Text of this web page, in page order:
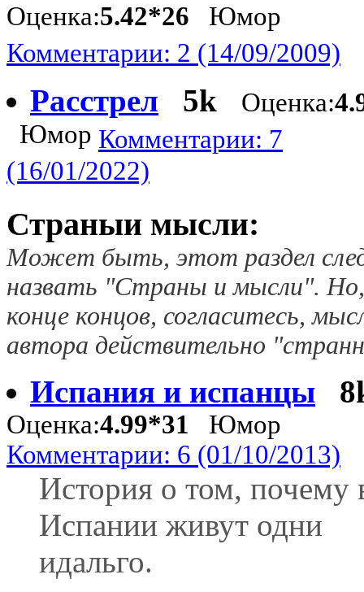
Оценка:5.42*26 Юмор
Комментарии: 2 (14/09/2009)
Расстрел 5k Оценка:
Юмор Комментарии: 7
(16/01/2022)
Страныи мысли:
Может быть, этот раздел
назвать "Страны и мысли".
конце концов, согласитесь,
автора действительно
Испания и испанцы
Оценка:4.99*31 Юмор
Комментарии: 6 (01/10/2013)
История о том, почему
Испании живут одни
идальго.